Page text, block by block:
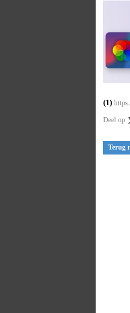
(1)
Deel op
Terug